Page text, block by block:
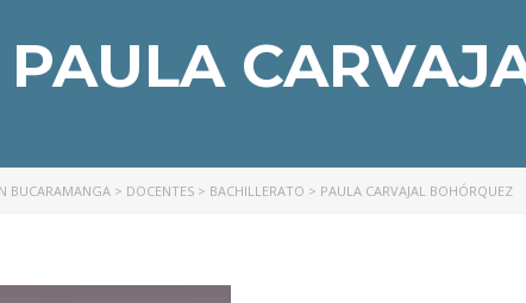
PAULA
BUCARAMANGA > DOCENTES > BACHILLERATO > PAULA CARVAJAL BOHÓRQUEZ